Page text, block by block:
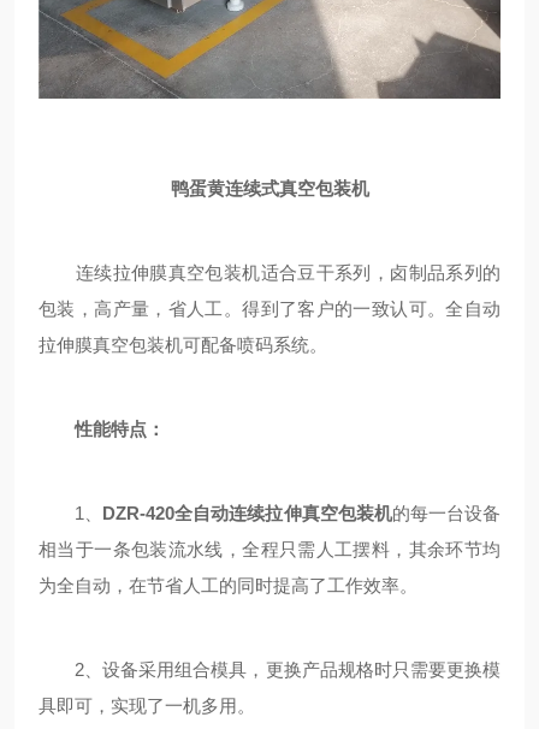
鸭蛋黄连续式真空包装机
连续拉伸膜真空包装机适合豆干系列，卤制品系列的
包装，高产量，省人工。得到了客户的一致认可。全自动
拉伸膜真空包装机可配备喷码系统。
性能特点：
1、 DZR-420全自动连续拉伸真空包装机的每一台设备
相当于一条包装流水线，全程只需人工摆料，其余环节均
为全自动，在节省人工的同时提高了工作效率。
2、设备采用组合模具，更换产品规格时只需要更换模
具即可，实现了一机多用。